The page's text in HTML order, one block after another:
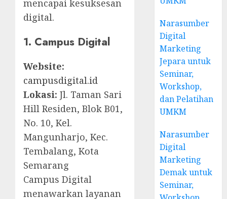
mencapai kesuksesan
digital.
1. Campus Digital
Website:
campusdigital.id
Lokasi: Jl. Taman Sari
Hill Residen, Blok B01,
No. 10, Kel.
Mangunharjo, Kec.
Tembalang, Kota
Semarang
Campus Digital
menawarkan layanan
Narasumber
Digital
Marketing
Jepara untuk
Seminar,
Workshop,
dan Pelatihan
UMKM
Narasumber
Digital
Marketing
Demak untuk
Seminar,